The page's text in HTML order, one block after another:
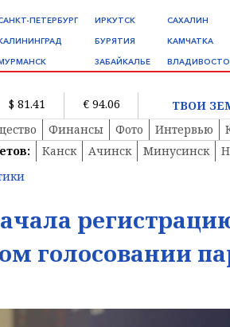
ПЕТЕРБУРГ
ИРКУТСК
БУРЯТИЯ
ЗАБАЙКАЛЬЕ
САХАЛИН
КАМЧАТКА
$ 81.41 € 94.06
ТВОИ
Финансы Фото Интервью
Канск Ачинск Минусинск
голосовании